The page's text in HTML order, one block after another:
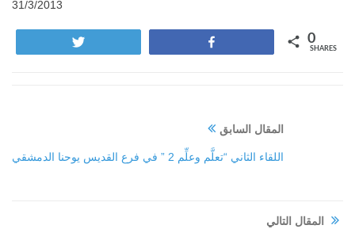
0
SHARES
المقال السابق
اللقاء الثاني “تعلَّم وعلِّم 2 ” في فرع القديس يوحنا الدمشقي
المقال التالي